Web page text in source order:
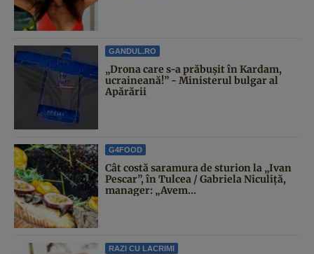
GANDUL.RO
„Drona care s-a prăbușit în Kardam,
ucraineană!” - Ministerul bulgar al
Apărării
G4FOOD
Cât costă saramura de sturion la „Ivan
Pescar”, în Tulcea / Gabriela Niculiță,
manager: „Avem...
RAZI CU LACRIMI